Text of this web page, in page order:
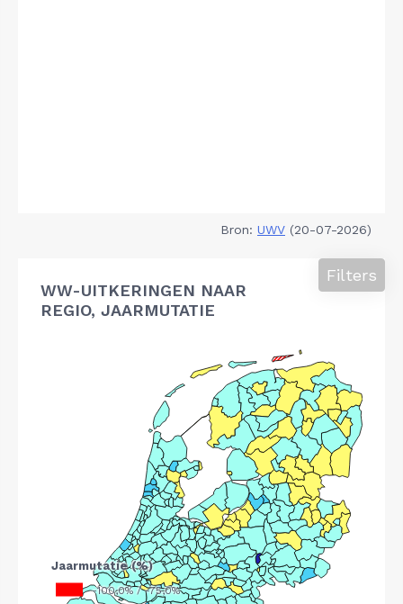
Bron: UWV (20-07-2026)
WW-UITKERINGEN NAAR
REGIO, JAARMUTATIE
Filters